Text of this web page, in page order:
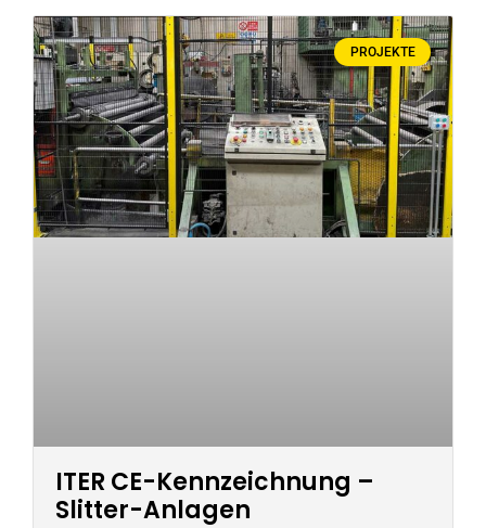
PROJEKTE
ITER CE-Kennzeichnung –
Slitter-Anlagen